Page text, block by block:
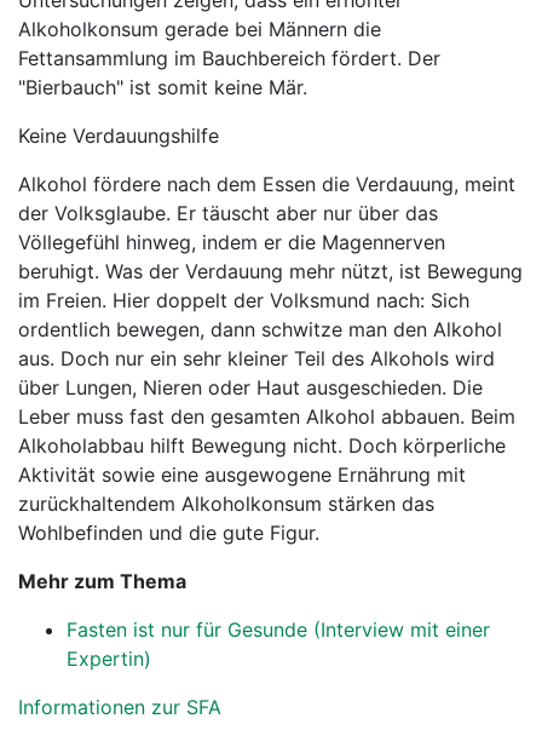
Alkoholkonsum gerade bei Männern die
Fettansammlung im Bauchbereich fördert. Der
"Bierbauch" ist somit keine Mär.
Keine Verdauungshilfe
Alkohol fördere nach dem Essen die Verdauung, meint
der Volksglaube. Er täuscht aber nur über das
Völlegefühl hinweg, indem er die Magennerven
beruhigt. Was der Verdauung mehr nützt, ist Bewegung
im Freien. Hier doppelt der Volksmund nach: Sich
ordentlich bewegen, dann schwitze man den Alkohol
aus. Doch nur ein sehr kleiner Teil des Alkohols wird
über Lungen, Nieren oder Haut ausgeschieden. Die
Leber muss fast den gesamten Alkohol abbauen. Beim
Alkoholabbau hilft Bewegung nicht. Doch körperliche
Aktivität sowie eine ausgewogene Ernährung mit
zurückhaltendem Alkoholkonsum stärken das
Wohlbefinden und die gute Figur.
Mehr zum Thema
Fasten ist nur für Gesunde (Interview mit einer
Expertin)
Informationen zur SFA